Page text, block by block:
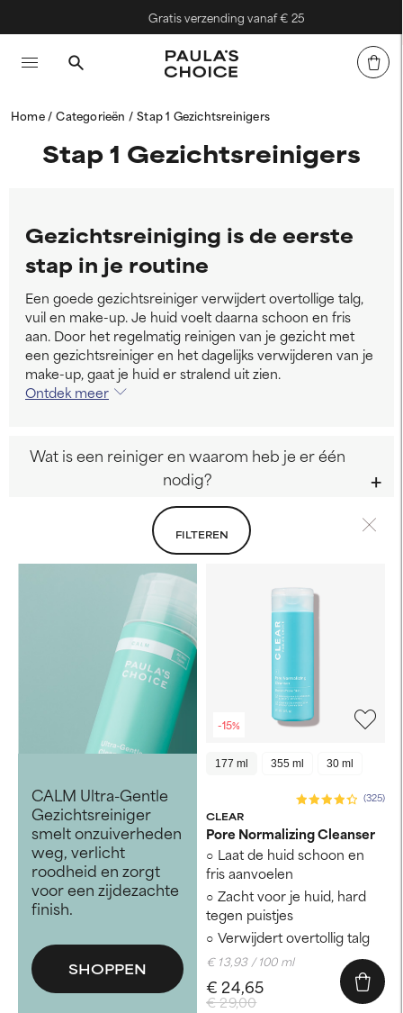
Gratis verzending vanaf € 25
Home Categorieën Stap 1 Gezichtsreinigers
Stap 1 Gezichtsreinigers
Gezichtsreiniging is de eerste
stap in je routine
Een goede gezichtsreiniger verwijdert overtollige talg,
vuil en make-up. Je huid voelt daarna schoon en fris
aan. Door het regelmatig reinigen van je gezicht met
een gezichtsreiniger en het dagelijks verwijderen van je
make-up, gaat je huid er stralend uit zien.
Ontdek meer
Wat is een reiniger en waarom heb je er één
nodig?
FILTEREN
CALM Ultra-Gentle
Gezichtsreiniger
smelt onzuiverheden
weg, verlicht
roodheid en zorgt
voor een zijdezachte
finish.
SHOPPEN
-15%
177 ml 355 ml 30 ml
CLEAR
(325)
Pore Normalizing Cleanser
Laat de huid schoon en
fris aanvoelen
Zacht voor je huid, hard
tegen puistjes
Verwijdert overtollig talg
€ 29,00
€ 24,65
€ 13,93 / 100 ml